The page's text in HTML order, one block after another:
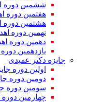
ششمین دوره
هفتمین دوره
هشتمین دوره
نهمین دوره
دهمین دوره
یازدهمین دوره
جایزه دکتر عمیدی
اولین دوره
دومین دوره
سومین دوره
چهارمین دوره